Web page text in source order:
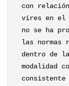
con
vires en el
no se ha
las normas
dentro de
modalidad